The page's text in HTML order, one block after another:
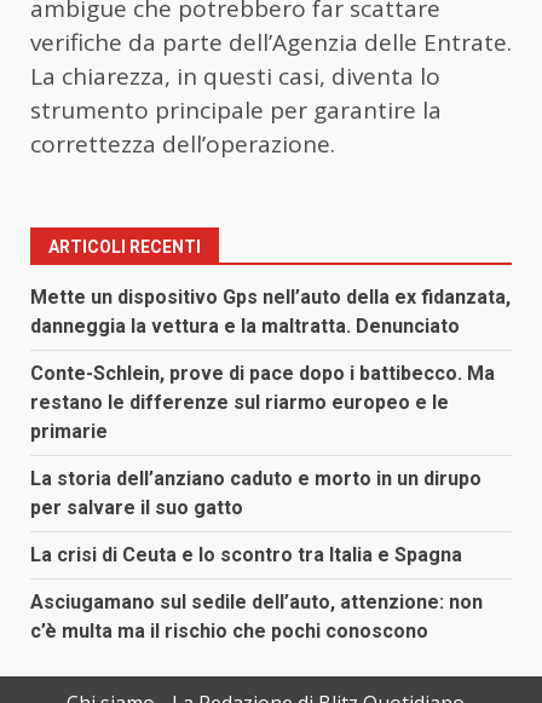
ambigue che potrebbero far scattare
verifiche da parte dell’Agenzia delle Entrate.
La chiarezza, in questi casi, diventa lo
strumento principale per garantire la
correttezza dell’operazione.
ARTICOLI RECENTI
Mette un dispositivo Gps nell’auto della ex fidanzata,
danneggia la vettura e la maltratta. Denunciato
Conte-Schlein, prove di pace dopo i battibecco. Ma
restano le differenze sul riarmo europeo e le
primarie
La storia dell’anziano caduto e morto in un dirupo
per salvare il suo gatto
La crisi di Ceuta e lo scontro tra Italia e Spagna
Asciugamano sul sedile dell’auto, attenzione: non
c’è multa ma il rischio che pochi conoscono